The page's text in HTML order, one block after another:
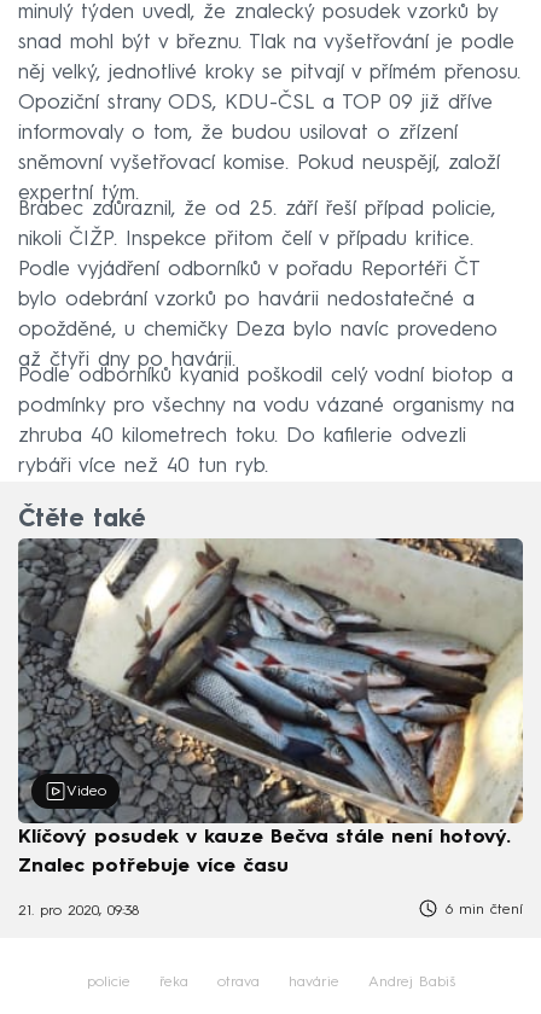
minulý týden uvedl, že znalecký posudek vzorků by
snad mohl být v březnu. Tlak na vyšetřování je podle
něj velký, jednotlivé kroky se pitvají v přímém přenosu.
Opoziční strany ODS, KDU-ČSL a TOP 09 již dříve
informovaly o tom, že budou usilovat o zřízení
sněmovní vyšetřovací komise. Pokud neuspějí, založí
expertní tým.
Brabec zdůraznil, že od 25. září řeší případ policie,
nikoli ČIŽP. Inspekce přitom čelí v případu kritice.
Podle vyjádření odborníků v pořadu Reportéři ČT
bylo odebrání vzorků po havárii nedostatečné a
opožděné, u chemičky Deza bylo navíc provedeno
až čtyři dny po havárii.
Podle odborníků kyanid poškodil celý vodní biotop a
podmínky pro všechny na vodu vázané organismy na
zhruba 40 kilometrech toku. Do kafilerie odvezli
rybáři více než 40 tun ryb.
Čtěte také
Video
Klíčový posudek v kauze Bečva stále není hotový.
Znalec potřebuje více času
21. pro 2020, 09:38 6 min čtení
policie řeka otrava havárie Andrej Babiš